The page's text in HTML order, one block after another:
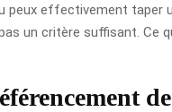
peux effectivement taper
un critère suffisant.